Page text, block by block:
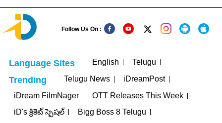
Follow Us On :
Language Sites English Telugu
Trending Telugu News
iDreamPost
iDream FilmNager
OTT Releases This Week
iD's క్రికెట్ స్పెషల్
Bigg Boss 8 Telugu